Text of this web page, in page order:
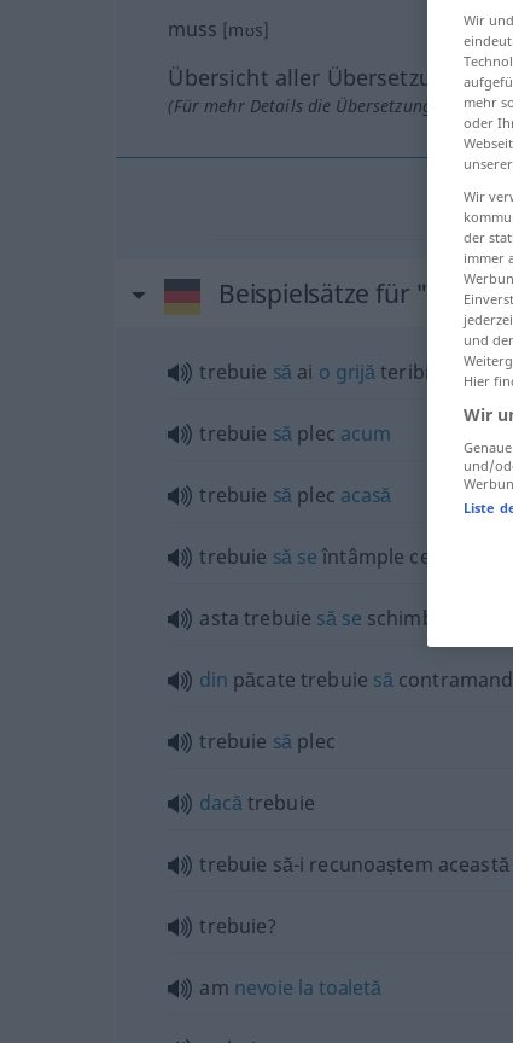
muss [mʊs]
Übersicht aller Übersetzungen
(Für mehr Details die Übersetzung
Beispielsätze für "muss"
trebuie să ai o grijăteribilă
trebuie să plec acum
trebuie să plec acasă
trebuie să se întâmple ceva
asta trebuie să se schimbe
din păcate trebuie să
trebuie să plec
dacătrebuie
trebuie să-i recunoaștem această
trebuie?
am nevoie la toaletă
Wir
mehr
oder
Wir
der
immer
und
Hier
Wir
und/
Liste